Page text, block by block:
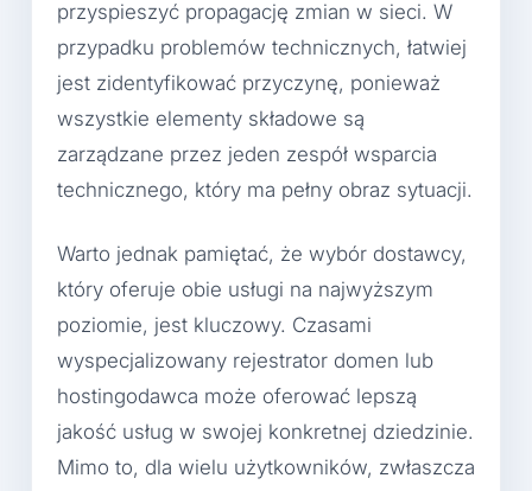
przyspieszyć propagację zmian w sieci. W
przypadku problemów technicznych, łatwiej
jest zidentyfikować przyczynę, ponieważ
wszystkie elementy składowe są
zarządzane przez jeden zespół wsparcia
technicznego, który ma pełny obraz sytuacji.
Warto jednak pamiętać, że wybór dostawcy,
który oferuje obie usługi na najwyższym
poziomie, jest kluczowy. Czasami
wyspecjalizowany rejestrator domen lub
hostingodawca może oferować lepszą
jakość usług w swojej konkretnej dziedzinie.
Mimo to, dla wielu użytkowników, zwłaszcza